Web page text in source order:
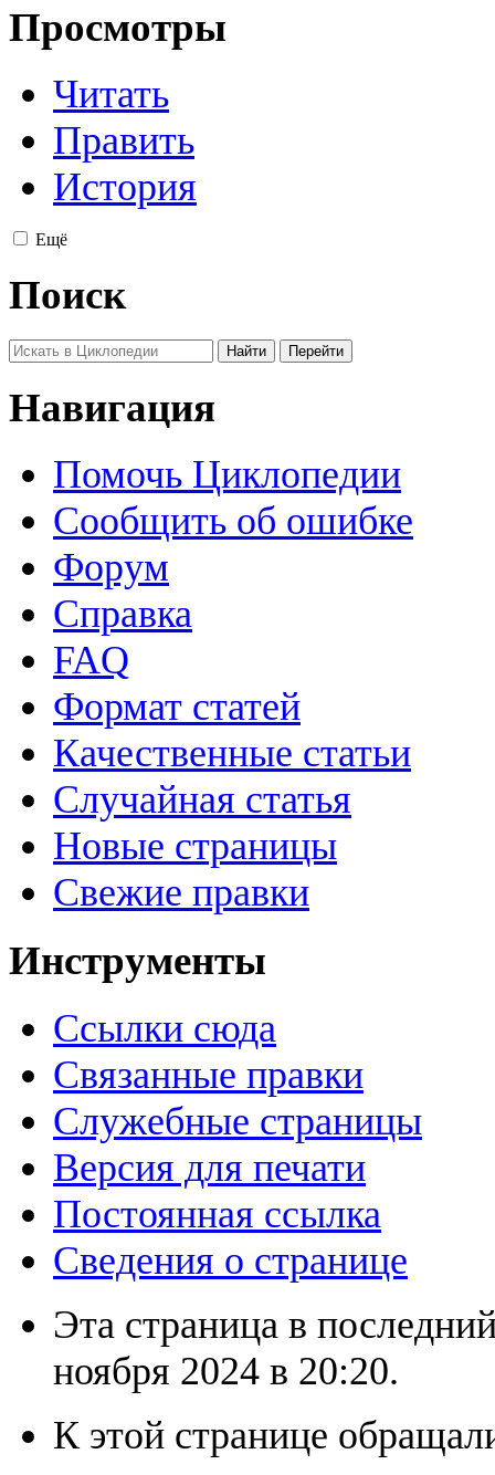
Просмотры
Читать
Править
История
Ещё
Поиск
Навигация
Помочь Циклопедии
Сообщить об ошибке
Форум
Справка
FAQ
Формат статей
Качественные статьи
Случайная статья
Новые страницы
Свежие правки
Инструменты
Ссылки сюда
Связанные правки
Служебные страницы
Версия для печати
Постоянная ссылка
Сведения о странице
Эта страница в
ноября 2024 в 20:20.
К этой странице